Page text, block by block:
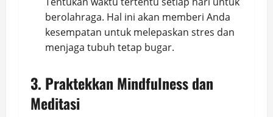
berolahraga. Hal ini akan memberi Anda
kesempatan untuk melepaskan stres dan
menjaga tubuh tetap bugar.
3. Praktekkan Mindfulness dan
Meditasi